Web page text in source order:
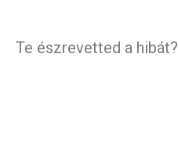
Te észrevetted a hibát?